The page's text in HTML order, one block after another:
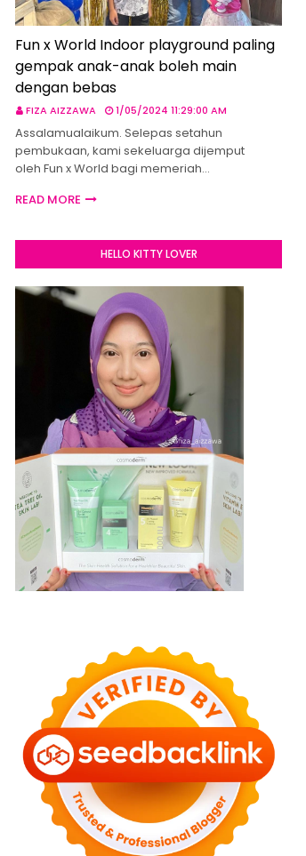
Fun x World Indoor playground paling
gempak anak-anak boleh main
dengan bebas
FIZA AIZZAWA 1/05/2024 11:29:00 AM
Assalamualaikum. Selepas setahun
pembukaan, kami sekeluarga dijemput
oleh Fun x World bagi memeriah…
READ MORE
HELLO KITTY LOVER